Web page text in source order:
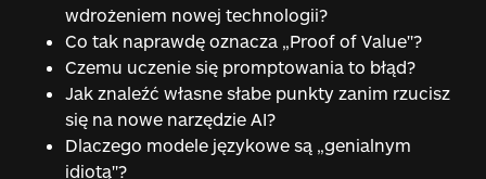
wdrożeniem nowej technologii?
Co tak naprawdę oznacza „Proof of Value"?
Czemu uczenie się promptowania to błąd?
Jak znaleźć własne słabe punkty zanim rzucisz
się na nowe narzędzie AI?
Dlaczego modele językowe są „genialnym
idiotą"?